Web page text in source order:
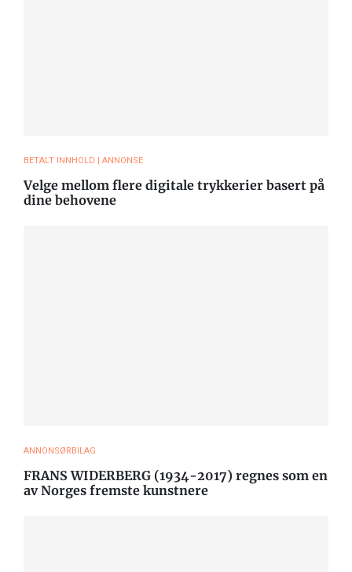
BETALT INNHOLD | ANNONSE
Velge mellom flere digitale trykkerier basert på
dine behovene
ANNONSØRBILAG
FRANS WIDERBERG (1934-2017) regnes som en
av Norges fremste kunstnere